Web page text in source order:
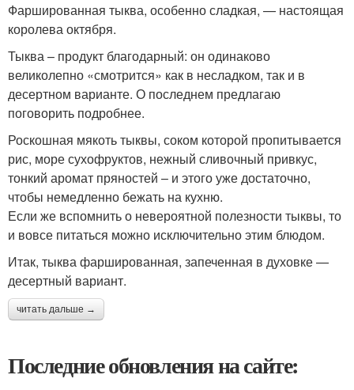
Фаршированная тыква, особенно сладкая, — настоящая
королева октября.
Тыква – продукт благодарный: он одинаково
великолепно «смотрится» как в несладком, так и в
десертном варианте. О последнем предлагаю
поговорить подробнее.
Роскошная мякоть тыквы, соком которой пропитывается
рис, море сухофруктов, нежный сливочный привкус,
тонкий аромат пряностей – и этого уже достаточно,
чтобы немедленно бежать на кухню.
Если же вспомнить о невероятной полезности тыквы, то
и вовсе питаться можно исключительно этим блюдом.
Итак, тыква фаршированная, запеченная в духовке —
десертный вариант.
читать дальше →
Последние обновления на сайте: